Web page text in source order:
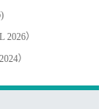
）
）